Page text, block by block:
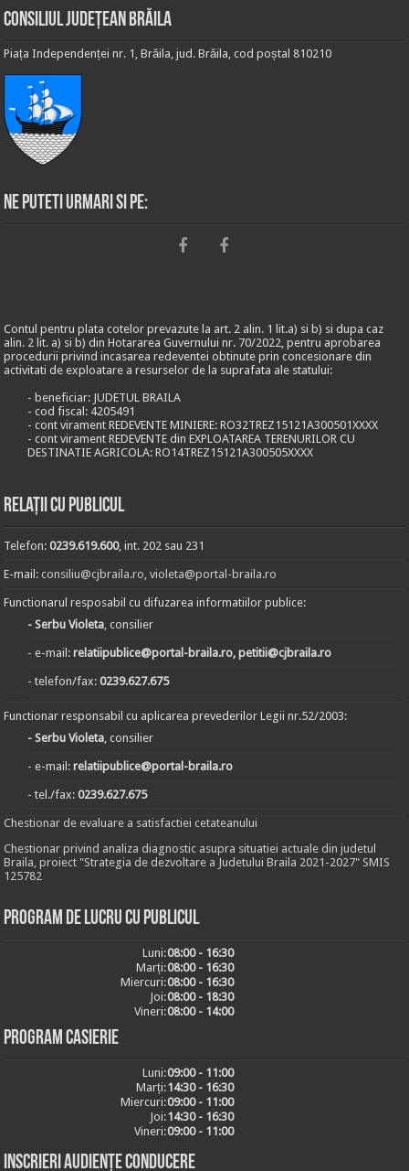
Consiliul Județean Brăila
Piața Independenței nr. 1, Brăila, jud. Brăila, cod poștal 810210
Ne puteti urmari si pe:
Contul pentru plata cotelor prevazute la art. 2 alin. 1 lit.a) si b) si dupa caz
alin. 2 lit. a) si b) din Hotararea Guvernului nr. 70/2022, pentru aprobarea
procedurii privind incasarea redeventei obtinute prin concesionare din
activitati de exploatare a resurselor de la suprafata ale statului:
- beneficiar: JUDETUL BRAILA
- cod fiscal: 4205491
- cont virament REDEVENTE MINIERE: RO32TREZ15121A300501XXXX
- cont virament REDEVENTE din EXPLOATAREA TERENURILOR CU
DESTINATIE AGRICOLA: RO14TREZ15121A300505XXXX
Relații cu publicul
Telefon:0239.619.600, int. 202 sau 231
E-mail:consiliu@cjbraila.ro,violeta@portal-braila.ro
Functionarul resposabil cu difuzarea informatiilor publice:
- Serbu Violeta, consilier
- e-mail:relatiipublice@portal-braila.ro, petitii@cjbraila.ro
- telefon/fax:0239.627.675
Functionar responsabil cu aplicarea prevederilor Legii nr.52/2003:
- Serbu Violeta, consilier
- e-mail:relatiipublice@portal-braila.ro
- tel./fax:0239.627.675
Chestionar de evaluare a satisfactiei cetateanului
Chestionar privind analiza diagnostic asupra situatiei actuale din judetul
Braila, proiect "Strategia de dezvoltare a Judetului Braila 2021-2027" SMIS
125782
Program de lucru cu publicul
Luni:08:00 - 16:30
Marți:08:00 - 16:30
Miercuri:08:00 - 16:30
Joi:08:00 - 18:30
Vineri:08:00 - 14:00
Program casierie
Luni:09:00 - 11:00
Marți:14:30 - 16:30
Miercuri:09:00 - 11:00
Joi:14:30 - 16:30
Vineri:09:00 - 11:00
Inscrieri audiențe conducere